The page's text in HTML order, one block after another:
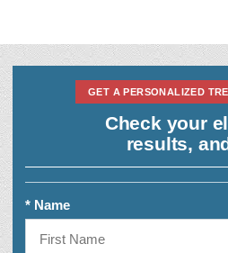
GET A PERSONALIZED
Check your
results,
* Name